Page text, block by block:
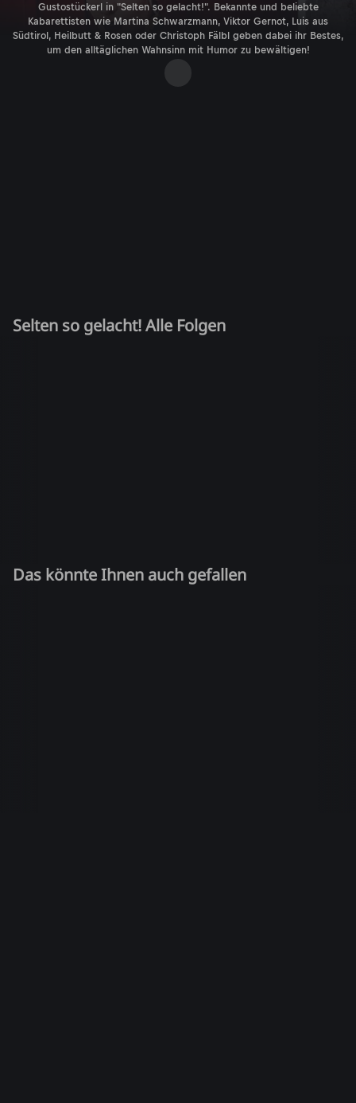
Gustostückerl in "Selten so gelacht!". Bekannte und beliebte
Kabarettisten wie Martina Schwarzmann, Viktor Gernot, Luis aus
Südtirol, Heilbutt & Rosen oder Christoph Fälbl geben dabei ihr Bestes,
um den alltäglichen Wahnsinn mit Humor zu bewältigen!
Selten so gelacht! Alle Folgen
Das könnte Ihnen auch gefallen